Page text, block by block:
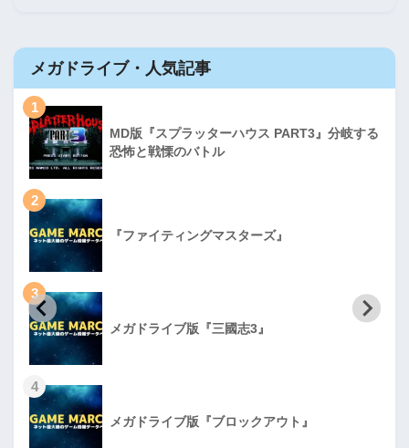
メガドライブ・人気記事
1
MD版『スプラッターハウス PART3』分岐する
恐怖と戦慄のバトル
2
『ファイティングマスターズ』
3
メガドライブ版『三國志3』
4
メガドライブ版『ブロックアウト』